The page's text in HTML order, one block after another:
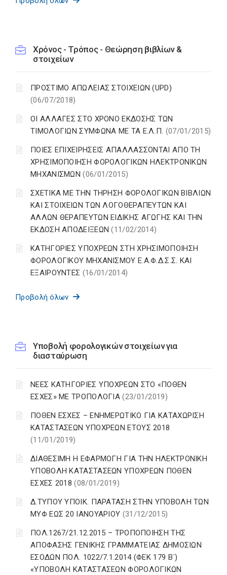
Χρόνος - Τρόπος - Θεώρηση βιβλίων &
στοιχείων
ΠΡΟΣΤΙΜΟ ΑΠΩΛΕΙΑΣ ΣΤΟΙΧΕΙΩΝ (UPD)
(06/07/2018)
ΟΙ ΑΛΛΑΓΕΣ ΣΤΟ ΧΡΟΝΟ ΕΚΔΟΣΗΣ ΤΩΝ
ΤΙΜΟΛΟΓΙΩΝ ΣΥΜΦΩΝΑ ΜΕ ΤΑ Ε.Λ.Π. (07/01/2015)
ΠΟΙΕΣ ΕΠΙΧΕΙΡΗΣΕΙΣ ΑΠΑΛΛΑΣΣΟΝΤΑΙ ΑΠΟ ΤΗ
ΧΡΗΣΙΜΟΠΟΙΗΣΗ ΦΟΡΟΛΟΓΙΚΩΝ ΗΛΕΚΤΡΟΝΙΚΩΝ
ΜΗΧΑΝΙΣΜΩΝ(06/01/2015)
ΣΧΕΤΙΚΑ ΜΕ ΤΗΝ ΤΗΡΗΣΗ ΦΟΡΟΛΟΓΙΚΩΝ ΒΙΒΛΙΩΝ
ΚΑΙ ΣΤΟΙΧΕΙΩΝ ΤΩΝ ΛΟΓΟΘΕΡΑΠΕΥΤΩΝ ΚΑΙ
ΑΛΛΩΝ ΘΕΡΑΠΕΥΤΩΝ ΕΙΔΙΚΗΣ ΑΓΩΓΗΣ ΚΑΙ ΤΗΝ
ΕΚΔΟΣΗ ΑΠΟΔΕΙΞΕΩΝ(11/02/2014)
ΚΑΤΗΓΟΡΙΕΣ ΥΠΟΧΡΕΩΝ ΣΤΗ ΧΡΗΣΙΜΟΠΟΙΗΣΗ
ΦΟΡΟΛΟΓΙΚΟΥ ΜΗΧΑΝΙΣΜΟΥ Ε.Α.Φ.Δ.Σ.Σ. ΚΑΙ
ΕΞΑΙΡΟΥΝΤΕΣ (16/01/2014)
Προβολή όλων
Υποβολή φορολογικών στοιχείων για
διασταύρωση
ΝΕΕΣ ΚΑΤΗΓΟΡΙΕΣ ΥΠΟΧΡΕΩΝ ΣΤΟ «ΠΟΘΕΝ
ΕΣΧΕΣ» ΜΕ ΤΡΟΠΟΛΟΓΙΑ(23/01/2019)
ΠΟΘΕΝ ΕΣΧΕΣ – ΕΝΗΜΕΡΩΤΙΚΟ ΓΙΑ ΚΑΤΑΧΩΡΙΣΗ
ΚΑΤΑΣΤΑΣΕΩΝ ΥΠΟΧΡΕΩΝ ΕΤΟΥΣ 2018
(11/01/2019)
ΔΙΑΘΕΣΙΜΗ Η ΕΦΑΡΜΟΓΗ ΓΙΑ ΤΗΝ ΗΛΕΚΤΡΟΝΙΚΗ
ΥΠΟΒΟΛΗ ΚΑΤΑΣΤΑΣΕΩΝ ΥΠΟΧΡΕΩΝ ΠΟΘΕΝ
ΕΣΧΕΣ 2018(08/01/2019)
Δ.ΤΥΠΟΥ ΥΠΟΙΚ. ΠΑΡΑΤΑΣΗ ΣΤΗΝ ΥΠΟΒΟΛΗ ΤΩΝ
ΜΥΦ ΕΩΣ 20 ΙΑΝΟΥΑΡΙΟΥ (31/12/2015)
ΠΟΛ.1267/21.12.2015 – ΤΡΟΠΟΠΟΙΗΣΗ ΤΗΣ
ΑΠΟΦΑΣΗΣ ΓΕΝΙΚΗΣ ΓΡΑΜΜΑΤΕΙΑΣ ΔΗΜΟΣΙΩΝ
ΕΣΟΔΩΝ ΠΟΛ. 1022/7.1.2014 (ΦΕΚ 179 Β΄)
«ΥΠΟΒΟΛΗ ΚΑΤΑΣΤΑΣΕΩΝ ΦΟΡΟΛΟΓΙΚΩΝ